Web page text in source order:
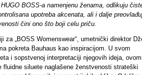
BOSS-a namenjenu ženama, odlikuju
upotreba akcenata, ali i dalje
čini ono što boji celu priču.
za „BOSS Womenswear“, umetnički direktor
pokreta Bauhaus kao inspiracijom. U svom
i sopstvenoj interpretaciji njegovih ideja, ovom
fluidne siluete naglašene ženstvenosti strateški